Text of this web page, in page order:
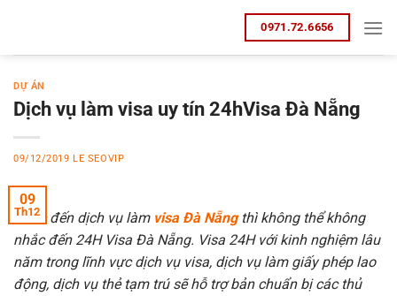
nội
0971.72.6656
DỰ ÁN
Dịch vụ làm visa uy tín 24hVisa Đà Nẵng
09/12/2019 LE SEOVIP
09
Th12
Nhắc đến dịch vụ làm visa Đà Nẵngthì không thể không
nhắc đến 24H Visa Đà Nẵng. Visa 24H với kinh nghiệm lâu
năm trong lĩnh vực dịch vụ visa, dịch vụ làm giấy phép lao
động, dịch vụ thẻ tạm trú sẽ hỗ trợ bản chuẩn bị các thủ